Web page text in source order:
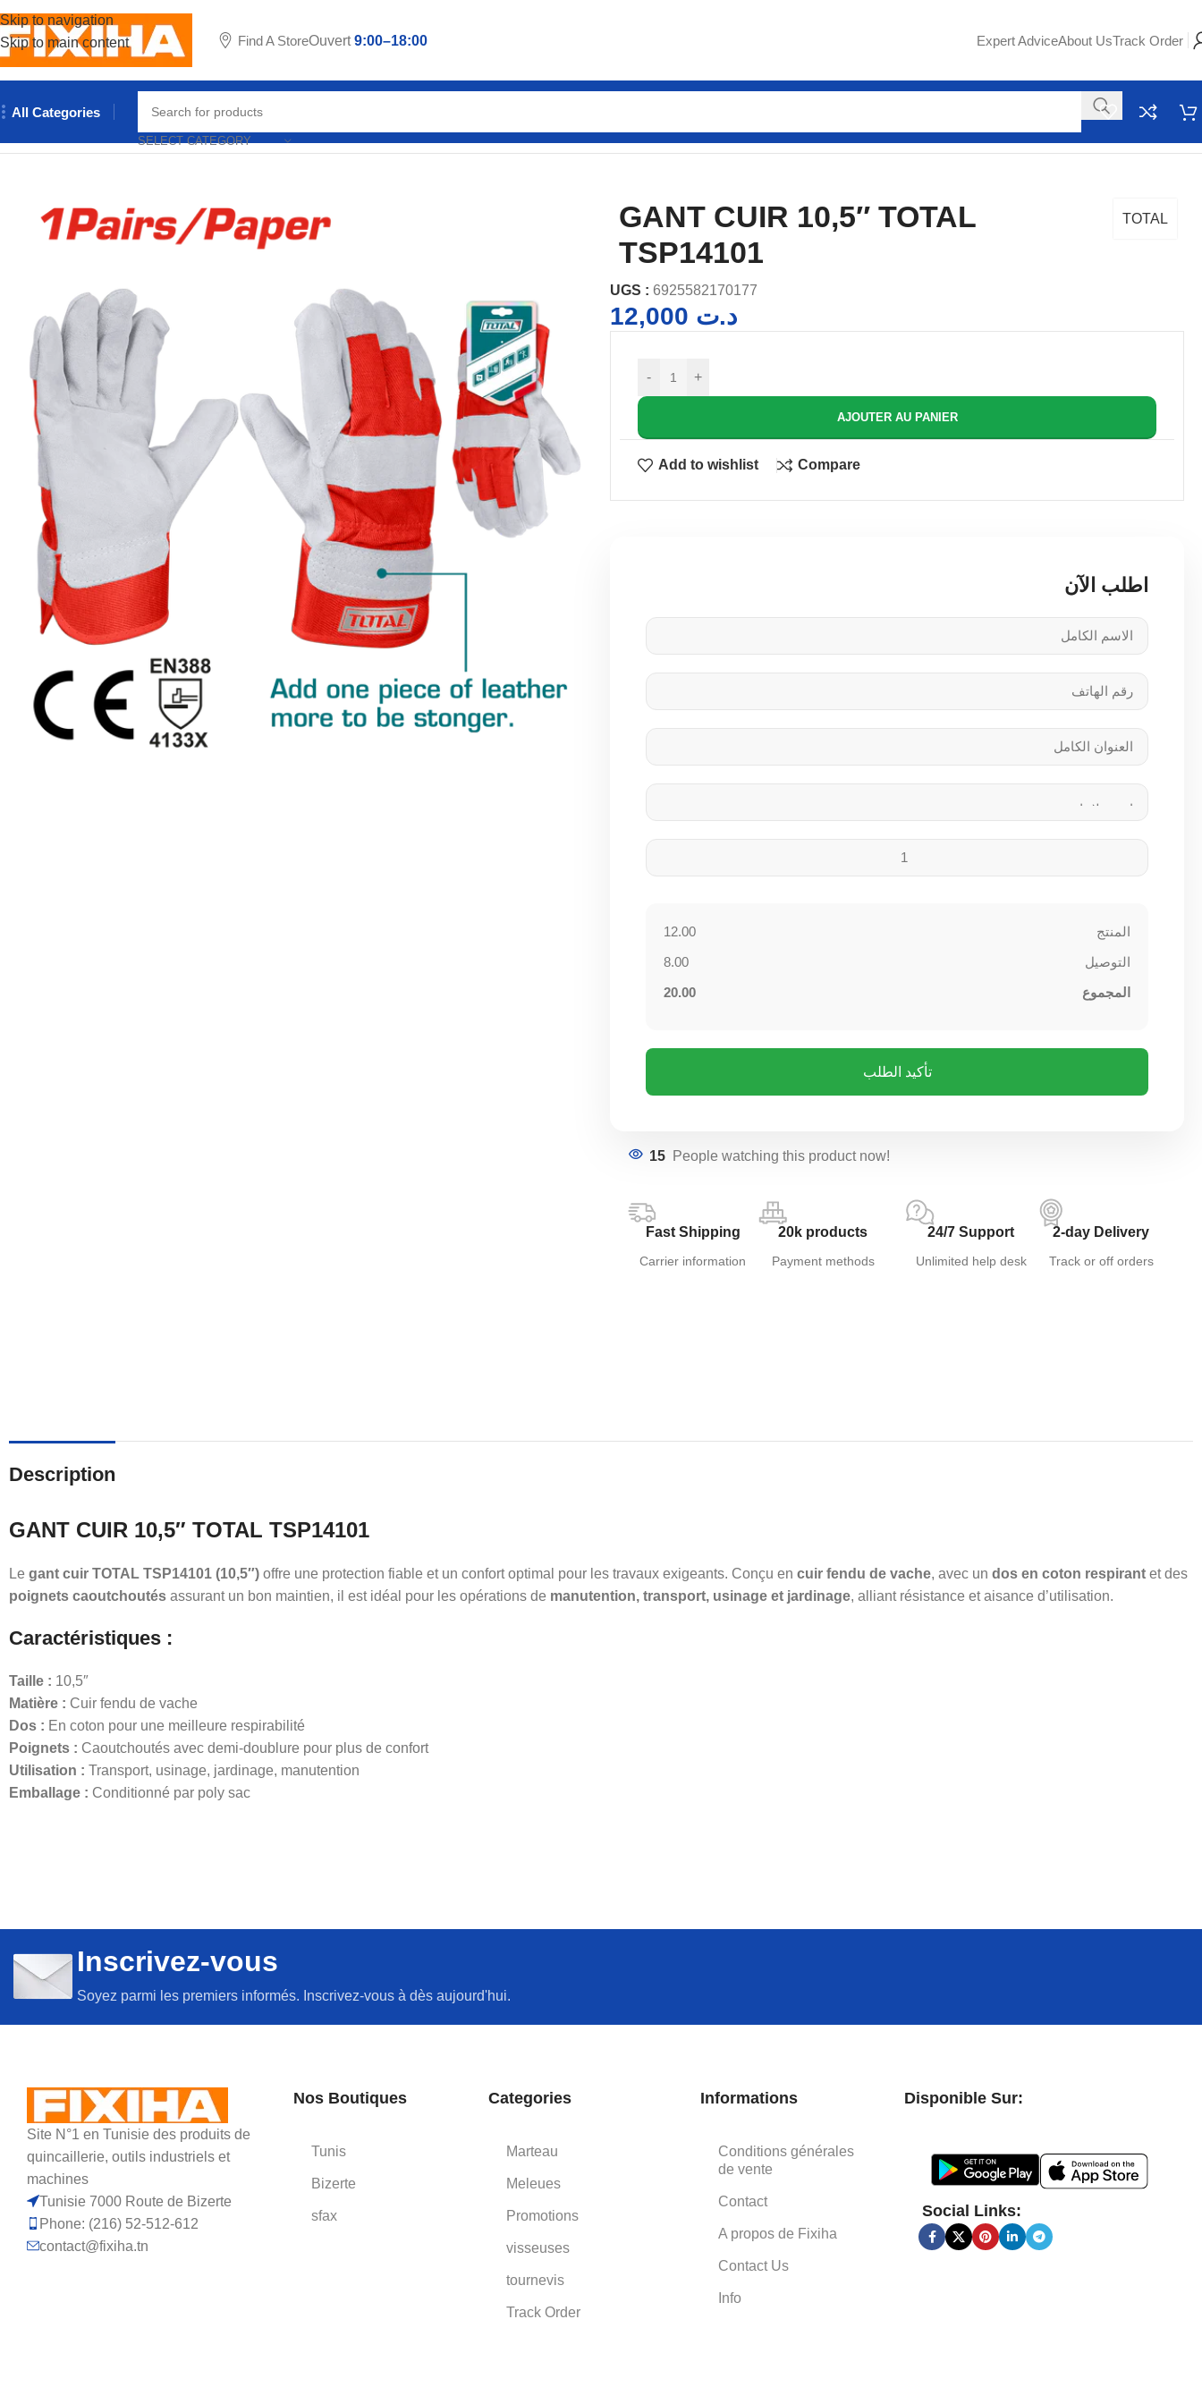
Skip to navigation
Skip to main content
Find A StoreOuvert9:00–18:00 Expert AdviceAbout UsTrack Order
All Categories
SELECT CATEGORY
Outillages & Equipements/Sécurité de travail/GANT CUIR 10,5″ TOTAL TSP14101
GANT CUIR 10,5″ TOTAL
TSP14101
TOTAL
UGS : 6925582170177
د.ت
- +
AJOUTER AU PANIER
Add to wishlist Compare
اطلب الآن
المنتج
12.00
التوصيل
8.00
المجموع
20.00
تأكيد الطلب
15 People watching this product now!
Fast Shipping
Carrier information
20k products
Payment methods
24/7 Support
Unlimited help desk
2-day Delivery
Track or off orders
Description
GANT CUIR 10,5″ TOTAL TSP14101
Le gant cuir TOTAL TSP14101 (10,5″) offre une protection fiable et un confort optimal pour les travaux exigeants. Conçu en cuir fendu de vache, avec un dos en coton respirant et des
poignets caoutchoutés assurant un bon maintien, il est idéal pour les opérations de manutention, transport, usinage et jardinage, alliant résistance et aisance d’utilisation.
Caractéristiques :
Taille : 10,5″
Matière : Cuir fendu de vache
Dos : En coton pour une meilleure respirabilité
Poignets : Caoutchoutés avec demi-doublure pour plus de confort
Utilisation : Transport, usinage, jardinage, manutention
Emballage : Conditionné par poly sac
Inscrivez-vous
Soyez parmi les premiers informés. Inscrivez-vous à dès aujourd'hui.
Site N°1 en Tunisie des produits de
quincaillerie, outils industriels et
machines
Tunisie 7000 Route de Bizerte
Phone: (216) 52-512-612
contact@fixiha.tn
Nos Boutiques
Tunis
Bizerte
sfax
Categories
Marteau
Meleues
Promotions
visseuses
tournevis
Track Order
Informations
Conditions générales
de vente
Contact
A propos de Fixiha
Contact Us
Info
Disponible Sur:
Social Links: